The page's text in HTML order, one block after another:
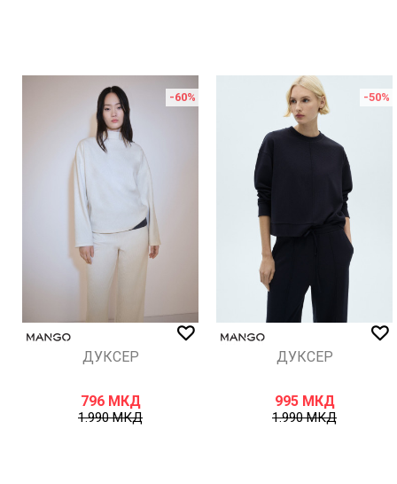
Порака
ИСПРАТИ
-60%
ДУКСЕР
796 МКД
1.990МКД
-50%
ДУКСЕР
995 МКД
1.990МКД